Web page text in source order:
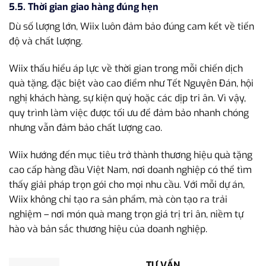
5.5. Thời gian giao hàng đúng hẹn
Dù số lượng lớn, Wiix luôn đảm bảo đúng cam kết về tiến
độ và chất lượng.
Wiix thấu hiểu áp lực về thời gian trong mỗi chiến dịch
quà tặng, đặc biệt vào cao điểm như Tết Nguyên Đán, hội
nghị khách hàng, sự kiện quý hoặc các dịp tri ân. Vì vậy,
quy trình làm việc được tối ưu để đảm bảo nhanh chóng
nhưng vẫn đảm bảo chất lượng cao.
Wiix hướng đến mục tiêu trở thành thương hiệu quà tặng
cao cấp hàng đầu Việt Nam, nơi doanh nghiệp có thể tìm
thấy giải pháp trọn gói cho mọi nhu cầu. Với mỗi dự án,
Wiix không chỉ tạo ra sản phẩm, mà còn tạo ra trải
nghiệm – nơi món quà mang trọn giá trị tri ân, niềm tự
hào và bản sắc thương hiệu của doanh nghiệp.